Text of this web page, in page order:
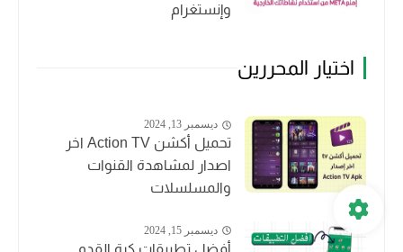
وإنستغرام
اختيار المحررين
ديسمبر 13, 2024
تحميل أكشن Action TV اخر
اصدار لمشاهدة القنوات
والمسلسلات
ديسمبر 15, 2024
أفضل تطبيقات كرة القدم